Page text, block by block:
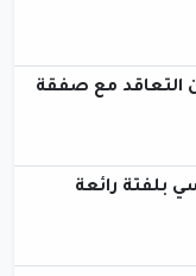
التعاقد مع صفقة
بلفتة رائعة